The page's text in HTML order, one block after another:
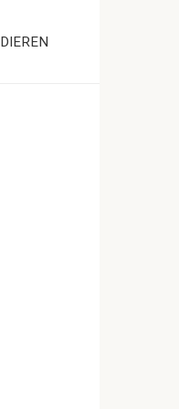
DIEREN